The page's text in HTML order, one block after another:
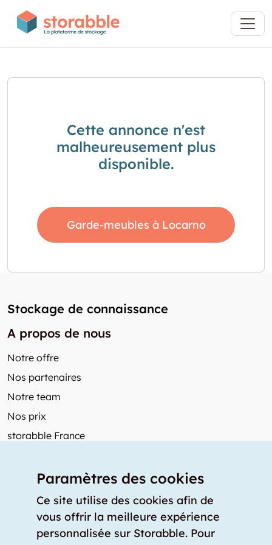
Cette annonce n'est
malheureusement plus
disponible.
Garde-meubles à Locarno
Stockage de connaissance
A propos de nous
Notre offre
Nos partenaires
Notre team
Nos prix
storabble France
Articles de presse
Comment calculer la capacité d'un garde-meuble?
Quel est le tarif moyen d'un garde-meuble?
Paramètres des cookies
Ce site utilise des cookies afin de
vous offrir la meilleure expérience
personnalisée sur Storabble. Pour